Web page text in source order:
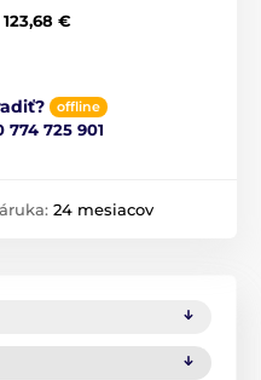
123,68 €
offline
774 725 901
24 mesiacov